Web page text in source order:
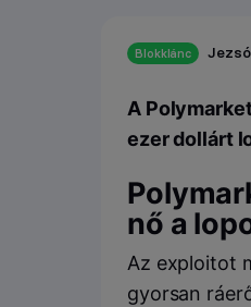
Blokklánc
A
ezer dollárt
nő a
Az exploitot
gyorsan